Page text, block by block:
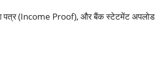
पत्र (Income Proof), और बैंक स्टेटमेंट अपलोड